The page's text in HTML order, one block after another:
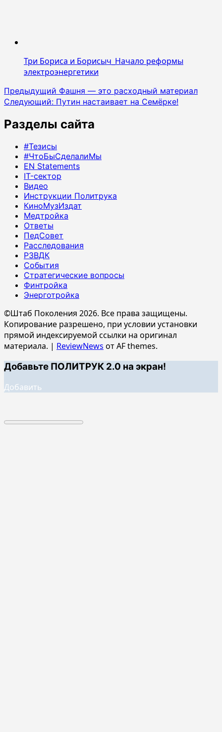
Три Бориса и Борисыч_Начало реформы
электроэнергетики
Навигация
записи
Предыдущий Фашня — это расходный материал
Следующий: Путин настаивает на Семёрке!
Разделы сайта
#Тезисы
#ЧтоБыСделалиМы
EN Statements
IT-сектор
Видео
Инструкции Политрука
КиноМузИздат
Медтройка
Ответы
ПедСовет
Расследования
РЗВДК
События
Стратегические вопросы
Финтройка
Энерготройка
©Штаб Поколения 2026. Все права защищены.
Копирование разрешено, при условии установки
прямой индексируемой ссылки на оригинал
материала. | ReviewNews от AF themes.
Добавьте ПОЛИТРУК 2.0 на экран!
Добавить